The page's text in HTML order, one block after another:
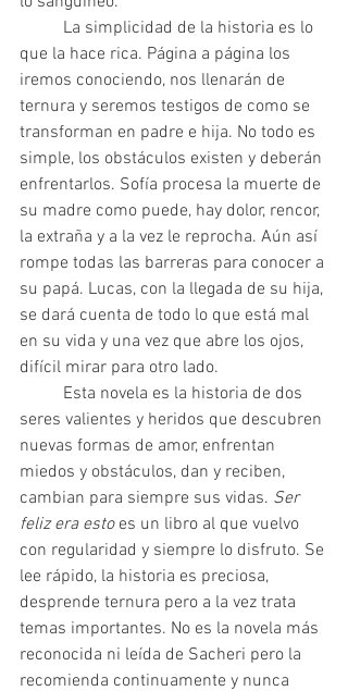
que la hace rica. Página a página los
iremos conociendo, nos llenarán de
ternura y seremos testigos de como se
transforman en padre e hija. No todo es
simple, los obstáculos existen y deberán
enfrentarlos. Sofía procesa la muerte de
su madre como puede, hay dolor, rencor,
la extraña y a la vez le reprocha. Aún así
rompe todas las barreras para conocer a
su papá. Lucas, con la llegada de su hija,
se dará cuenta de todo lo que está mal
en su vida y una vez que abre los ojos,
difícil mirar para otro lado.
seres valientes y heridos que descubren
nuevas formas de amor, enfrentan
miedos y obstáculos, dan y reciben,
cambian para siempre sus vidas. Ser
feliz era esto es un libro al que vuelvo
con regularidad y siempre lo disfruto. Se
lee rápido, la historia es preciosa,
desprende ternura pero a la vez trata
temas importantes. No es la novela más
reconocida ni leída de Sacheri pero la
recomienda continuamente y nunca